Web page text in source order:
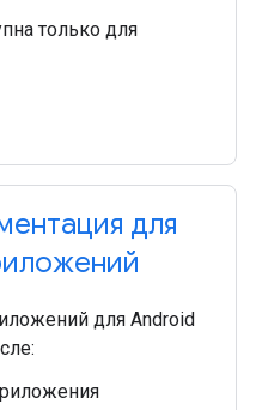
только для
для
для Android